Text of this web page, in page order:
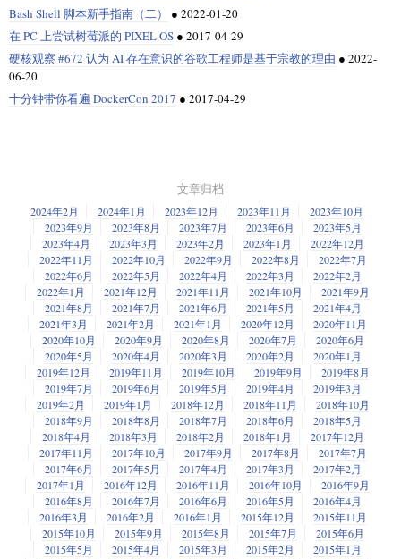
Bash Shell 脚本新手指南（二）
● 2022-01-20
在 PC 上尝试树莓派的 PIXEL OS ● 2017-04-29
硬核观察 #672 认为 AI 存在意识的谷歌工程师是基于宗教的理由 ● 2022-
06-20
十分钟带你看遍 DockerCon 2017 ● 2017-04-29
文章归档
2024年2月 2024年1月 2023年12月 2023年11月
2023年10月
2023年9月
2023年8月 2023年7月 2023年6月
2023年5月
2023年4月
2023年3月 2023年2月 2023年1月
2022年12月
2022年11月
2022年10月 2022年9月 2022年8月
2022年7月
2022年6月
2022年5月 2022年4月 2022年3月
2022年2月
2022年1月
2021年12月 2021年11月 2021年10月
2021年9月
2021年8月
2021年7月 2021年6月 2021年5月
2021年4月
2021年3月
2021年2月 2021年1月 2020年12月
2020年11月
2020年10月
2020年9月 2020年8月 2020年7月
2020年6月
2020年5月
2020年4月 2020年3月 2020年2月
2020年1月
2019年12月
2019年11月 2019年10月 2019年9月
2019年8月
2019年7月
2019年6月 2019年5月 2019年4月
2019年3月
2019年2月
2019年1月 2018年12月 2018年11月
2018年10月
2018年9月
2018年8月 2018年7月 2018年6月
2018年5月
2018年4月
2018年3月 2018年2月 2018年1月
2017年12月
2017年11月
2017年10月 2017年9月 2017年8月
2017年7月
2017年6月
2017年5月 2017年4月 2017年3月
2017年2月
2017年1月
2016年12月 2016年11月 2016年10月
2016年9月
2016年8月
2016年7月 2016年6月 2016年5月
2016年4月
2016年3月
2016年2月 2016年1月 2015年12月
2015年11月
2015年10月
2015年9月 2015年8月 2015年7月
2015年6月
2015年5月
2015年4月 2015年3月 2015年2月
2015年1月